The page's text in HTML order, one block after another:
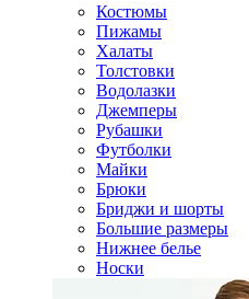
Костюмы
Пижамы
Халаты
Толстовки
Водолазки
Джемперы
Рубашки
Футболки
Майки
Брюки
Бриджи и шорты
Большие размеры
Нижнее белье
Носки